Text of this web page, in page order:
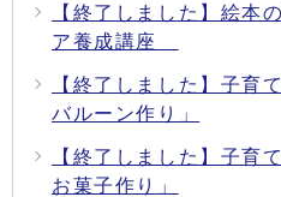
【終了しました】絵本
ア養成講座
【終了しました】子育
バルーン作り」
【終了しました】子育
お菓子作り」